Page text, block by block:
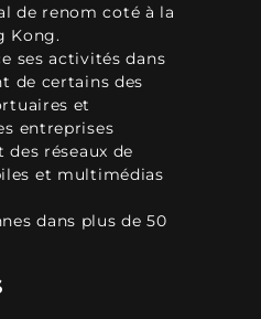
de renom coté à la
Kong.
ses activités dans
de certains des
et
entreprises
réseaux de
et multimédias
dans plus de 50